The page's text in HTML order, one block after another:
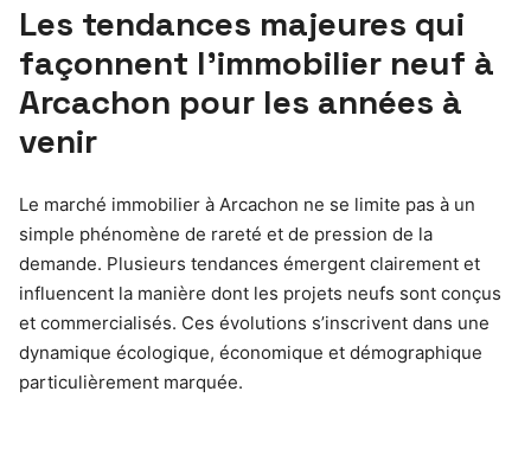
Les tendances majeures qui
façonnent l’immobilier neuf à
Arcachon pour les années à
venir
Le marché immobilier à Arcachon ne se limite pas à un
simple phénomène de rareté et de pression de la
demande. Plusieurs tendances émergent clairement et
influencent la manière dont les projets neufs sont conçus
et commercialisés. Ces évolutions s’inscrivent dans une
dynamique écologique, économique et démographique
particulièrement marquée.